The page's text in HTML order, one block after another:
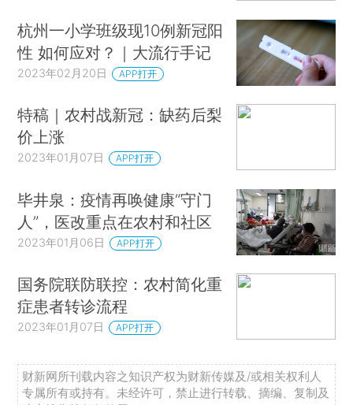
杭州一小学班级现10例新冠阳
性 如何应对？｜大流行手记
2023年02月20日 APP打开
特稿｜农村战新冠：缺药后梨
价上涨
2023年01月07日 APP打开
毕井泉：疫情再唤健康“守门
人”，医改重点在农村和社区
2023年01月06日 APP打开
国务院联防联控：农村简化重
症患者转诊流程
2023年01月07日 APP打开
财新网所刊载内容之知识产权为财新传媒及/或相关权利人
专属所有或持有。未经许可，禁止进行转载、摘编、复制及